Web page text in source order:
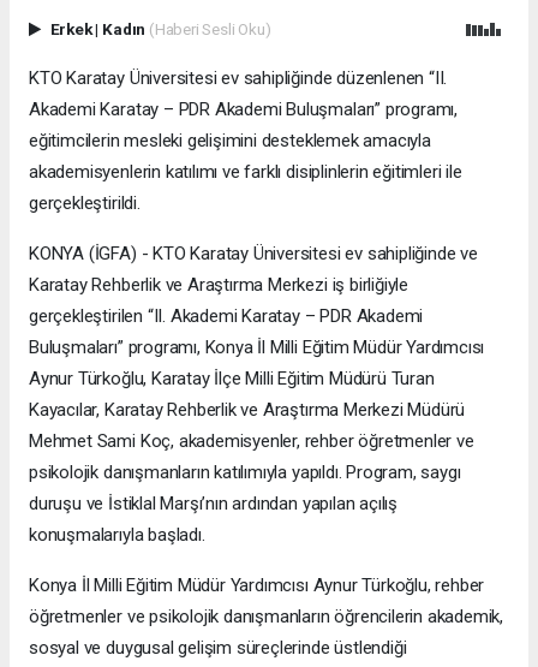
Erkek| Kadın (Haberi Sesli Oku)
KTO Karatay Üniversitesi ev sahipliğinde düzenlenen “II.
Akademi Karatay – PDR Akademi Buluşmaları” programı,
eğitimcilerin mesleki gelişimini desteklemek amacıyla
akademisyenlerin katılımı ve farklı disiplinlerin eğitimleri ile
gerçekleştirildi.
KONYA (İGFA) - KTO Karatay Üniversitesi ev sahipliğinde ve
Karatay Rehberlik ve Araştırma Merkezi iş birliğiyle
gerçekleştirilen “II. Akademi Karatay – PDR Akademi
Buluşmaları” programı, Konya İl Milli Eğitim Müdür Yardımcısı
Aynur Türkoğlu, Karatay İlçe Milli Eğitim Müdürü Turan
Kayacılar, Karatay Rehberlik ve Araştırma Merkezi Müdürü
Mehmet Sami Koç, akademisyenler, rehber öğretmenler ve
psikolojik danışmanların katılımıyla yapıldı. Program, saygı
duruşu ve İstiklal Marşı’nın ardından yapılan açılış
konuşmalarıyla başladı.
Konya İl Milli Eğitim Müdür Yardımcısı Aynur Türkoğlu, rehber
öğretmenler ve psikolojik danışmanların öğrencilerin akademik,
sosyal ve duygusal gelişim süreçlerinde üstlendiği